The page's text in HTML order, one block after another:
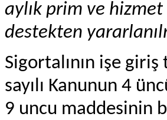
aylık prim ve
destekten
Sigortalının işe
sayılı Kanunun 4
9 uncu maddesinin